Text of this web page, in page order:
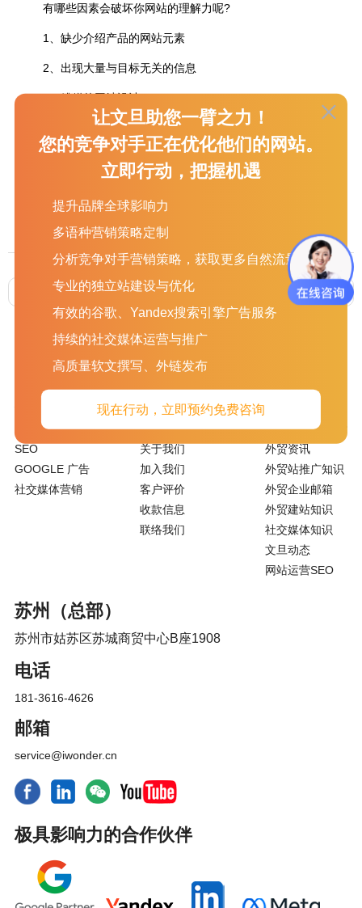
有哪些因素会破坏你网站的理解力呢?
1、缺少介绍产品的网站元素
2、出现大量与目标无关的信息
3、糟糕的网站设计
4、混乱的逻辑表达
外贸网站推广、谷歌竞价推广和外贸精准营销的公司，如果你想
对了。
上一篇 :企业外贸站推广为什么要做多语言？ 外贸企业为什么要进行品牌推广营销？
SEO
GOOGLE 广告
社交媒体营销
关于我们
关于我们
加入我们
客户评价
收款信息
联络我们
外贸资讯
外贸站推广知识
外贸企业邮箱
外贸建站知识
社交媒体知识
文旦动态
网站运营SEO
苏州（总部）
苏州市姑苏区苏城商贸中心B座1908
电话
181-3616-4626
邮箱
service@iwonder.cn
极具影响力的合作伙伴
让文旦助您一臂之力！
您的竞争对手正在优化他们的网站。
立即行动，把握机遇
提升品牌全球影响力
多语种营销策略定制
分析竞争对手营销策略，获取更多自然流量
专业的独立站建设与优化
有效的谷歌、Yandex搜索引擎广告服务
持续的社交媒体运营与推广
高质量软文撰写、外链发布
现在行动，立即预约免费咨询